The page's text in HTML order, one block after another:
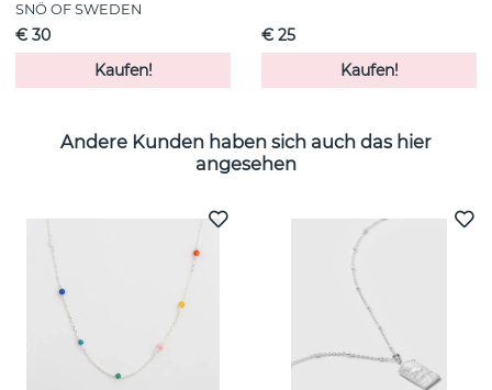
SNÖ OF SWEDEN
€ 30
Kaufen!
€ 25
Kaufen!
Andere Kunden haben sich auch das hier
angesehen